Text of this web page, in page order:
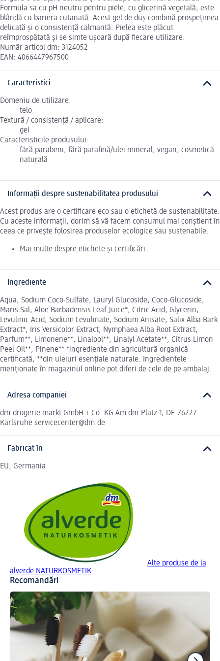
Formula sa cu pH neutru pentru piele, cu glicerină vegetală, este
blândă cu bariera cutanată. Acest gel de duș combină prospețimea
delicată și o consistență calmantă. Pielea este plăcut
reîmprospătată și se simte ușoară după fiecare utilizare.
Număr articol dm: 3124052
EAN: 4066447967500
Caracteristici
Domeniu de utilizare:
telo
Textură / consistență / aplicare:
gel
Caracteristicile produsului:
fără parabeni, fără parafină/ulei mineral, vegan, cosmetică
naturală
Informații despre sustenabilitatea produsului
Acest produs are o certificare eco sau o etichetă de sustenabilitate.
Cu aceste informații, dorim să vă facem consumul mai conștient în
ceea ce privește folosirea produselor ecologice sau sustenabile.
Mai multe despre etichete și certificări.
Ingrediente
Aqua, Sodium Coco-Sulfate, Lauryl Glucoside, Coco-Glucoside,
Maris Sal, Aloe Barbadensis Leaf Juice*, Citric Acid, Glycerin,
Levulinic Acid, Sodium Levulinate, Sodium Anisate, Salix Alba Bark
Extract*, Iris Versicolor Extract, Nymphaea Alba Root Extract,
Parfum**, Limonene**, Linalool**, Linalyl Acetate**, Citrus Limon
Peel Oil**, Pinene** *ingrediente din agricultură organică
certificată, **din uleiuri esențiale naturale. Ingredientele
menționate în magazinul online pot diferi de cele de pe ambalaj.
Adresa companiei
dm-drogerie markt GmbH + Co. KG Am dm-Platz 1, DE-76227
Karlsruhe servicecenter@dm.de
Fabricat în
EU, Germania
Alte produse de la
alverde NATURKOSMETIK
Recomandări